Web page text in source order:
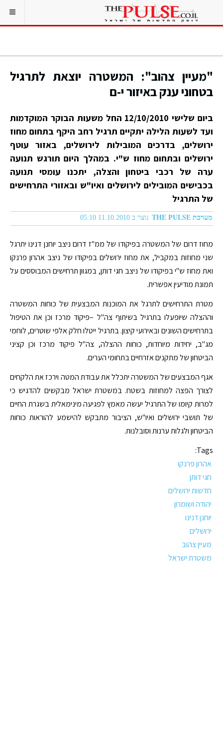
"מעיין צהוב": המשטרה יוצאת לתרגיל
בטחוני ענק באיזור י-ם
ביום שלישי 12/10/2010 החל משעות הבוקר המוקדמות
ועד לשעות הלילה יתקיים תרגיל רחב היקף בתחום מחוז
ירושלים, בדרכים המובילות לירושלים, באזור עוטף
ירושלים ובתחום מחוז ש"י. במהלך היום תורגש תנועה
ערה של רכבי ביטחון והצלה, יתכנו עומסי תנועה
בכבישים המובילים לירושלים ואיו"ש ובאזורי התרחישים
של התרגיל
מערכת THE PULSE נוצר ב 11.10.2010 05:10
מחוז דרום של המשטרה בפיקודו של ממ"ז דרום ניצב יוחנן דנינו יתרגל
שני מחוזות במקביל, את מחוז ירושלים בפיקודו של ניצב אהרון פרנקו
ואת מחוז ש"י בפיקודו של ניצב חגי דותן, במגוון תרחישים המבוססים על
תמונת מודיעין אפשרית.
מטרת התרחישים לתרגל את המוכנות המבצעית של כוחות המשטרה
וההצלה שיופעלו בתרגיל בשיתוף צה"ל –פיקוד מרכז וכן את הטיפול
בתרחישים השונים ובאירועי קיצון. בתרגיל ייטלו חלק אלפי שוטרים, לוחמי
מג"ב, יחידות מיוחדות, כוחות ההצלה, צה"ל פיקוד מרכז וכן קציני
הביטחון של מתקנים אזרחיים בתחומי הערים.
אגף המבצעים של המשטרה יתכלל את עבודת המטה וירכז את הלקחים
לצורך הפצה למחוזות בשטח. במשטרת ישראל מבקשים להדגיש כי
למרות קיומו של התרגיל יעשה מאמץ לפגיעה מינימאלית בשגרת החיים
של תושבי ירושלים ואיו"ש, הציבור מתבקש להישמע להוראות כוחות
הביטחון ולגלות ערנות וסובלנות.
Tags:
אהרון פרנקו
חגי דותן
חדשות ירושלים
יהודה ושומרון
יוחנן דנינו
ירושלים
מעיין צהוב
משטרת ישראל